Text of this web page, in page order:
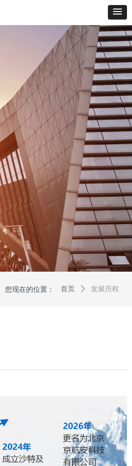
您现在的位置： 首页 ꄲ 发展历程